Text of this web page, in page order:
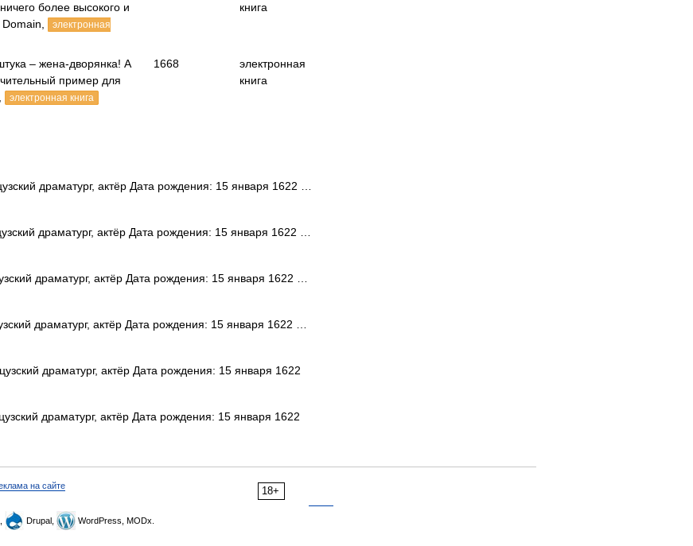
более высокого и
электронная
книга
– жена-дворянка! А
пример для
электронная книга
1668
электронная
книга
драматург, актёр Дата рождения: 15 января 1622 …
драматург, актёр Дата рождения: 15 января 1622 …
драматург, актёр Дата рождения: 15 января 1622 …
драматург, актёр Дата рождения: 15 января 1622 …
драматург, актёр Дата рождения: 15 января 1622
драматург, актёр Дата рождения: 15 января 1622
18+
на сайте
Drupal, WordPress, MODx.